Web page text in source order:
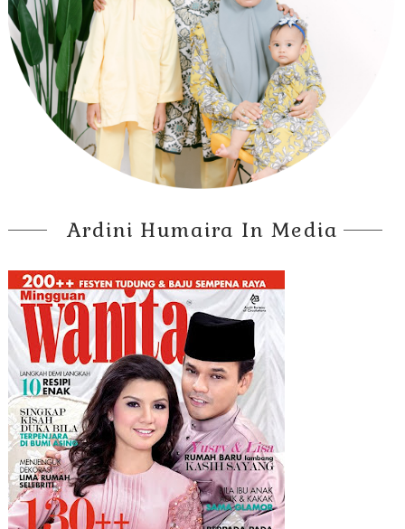
Ardini Humaira In Media